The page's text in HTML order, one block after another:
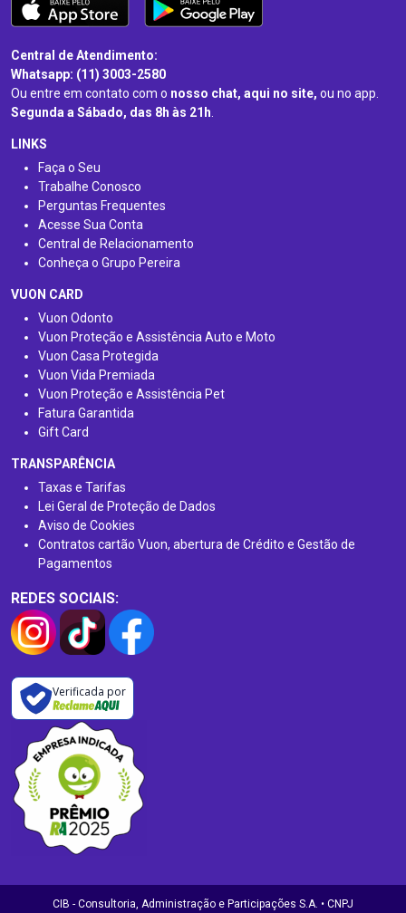
Central de Atendimento:
Whatsapp: (11) 3003-2580
Ou entre em contato com o nosso chat, aqui no site, ou no app.
Segunda a Sábado, das 8h às 21h.
LINKS
Faça o Seu
Trabalhe Conosco
Perguntas Frequentes
Acesse Sua Conta
Central de Relacionamento
Conheça o Grupo Pereira
VUON CARD
Vuon Odonto
Vuon Proteção e Assistência Auto e Moto
Vuon Casa Protegida
Vuon Vida Premiada
Vuon Proteção e Assistência Pet
Fatura Garantida
Gift Card
TRANSPARÊNCIA
Taxas e Tarifas
Lei Geral de Proteção de Dados
Aviso de Cookies
Contratos cartão Vuon, abertura de Crédito e Gestão de
Pagamentos
REDES SOCIAIS:
Verificada por
CIB - Consultoria, Administração e Participações S.A. • CNPJ